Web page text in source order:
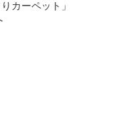
カーペット」